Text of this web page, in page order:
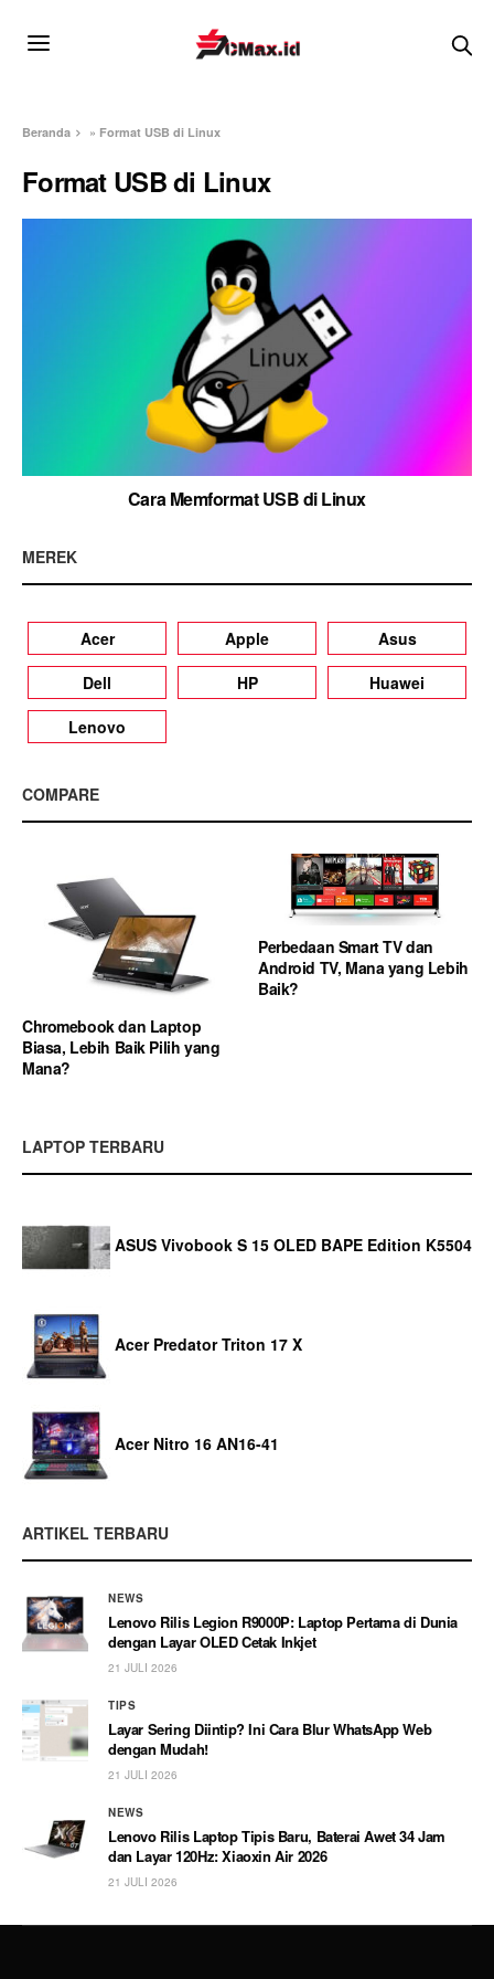
Beranda » Format USB di Linux
Format USB di Linux
Cara Memformat USB di Linux
MEREK
Acer Apple
Asus
Dell
HP
Huawei
Lenovo
COMPARE
Chromebook dan Laptop
Biasa, Lebih Baik Pilih yang
Mana?
Perbedaan Smart TV dan
Android TV, Mana yang Lebih
Baik?
LAPTOP TERBARU
ASUS Vivobook S 15 OLED BAPE Edition K5504
Acer Predator Triton 17 X
Acer Nitro 16 AN16-41
ARTIKEL TERBARU
NEWS
Lenovo Rilis Legion R9000P: Laptop Pertama di Dunia
dengan Layar OLED Cetak Inkjet
21 JULI 2026
TIPS
Layar Sering Diintip? Ini Cara Blur WhatsApp Web
dengan Mudah!
21 JULI 2026
NEWS
Lenovo Rilis Laptop Tipis Baru, Baterai Awet 34 Jam
dan Layar 120Hz: Xiaoxin Air 2026
21 JULI 2026